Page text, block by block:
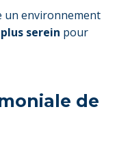
un environnement
plus serein pour
de